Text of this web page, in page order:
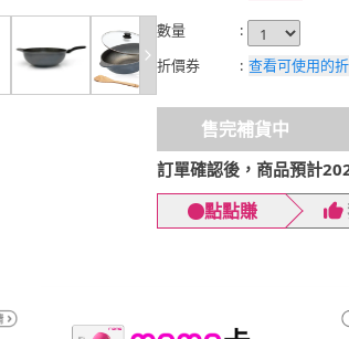
數量
:
折價券
: 查看可使用的
售完補貨中
訂單確認後，商品預計
點點賺